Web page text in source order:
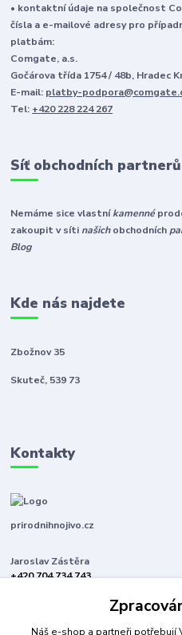
• kontaktní údaje na společnost
čísla a e-mailové adresy pro
platbám:
Comgate, a.s.
Gočárova třída 1754 / 48b, Hradec
E-mail: platby-
Tel: +420 228 224 267
Síť obchodních partnerů
Nemáme sice vlastníkamenné
zakoupit v síti našichobchodních
Blog
Kde nás najdete
Zbožnov 35
Skuteč, 539 73
Kontakty
prirodnihnojivo.cz
Jaroslav Zástěra
+420 704 734 743
Náš e-shop a partneři potřebují